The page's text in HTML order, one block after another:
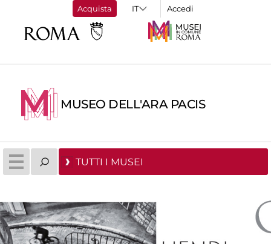
Acquista Accedi
MUSEO DELL'ARA PACIS
TUTTI I MUSEI